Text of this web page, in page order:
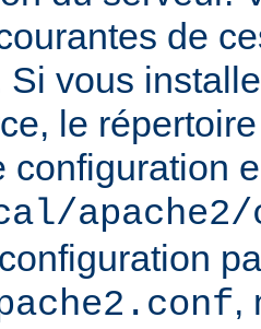
de
Si vous
le
configuration
apache2/
,